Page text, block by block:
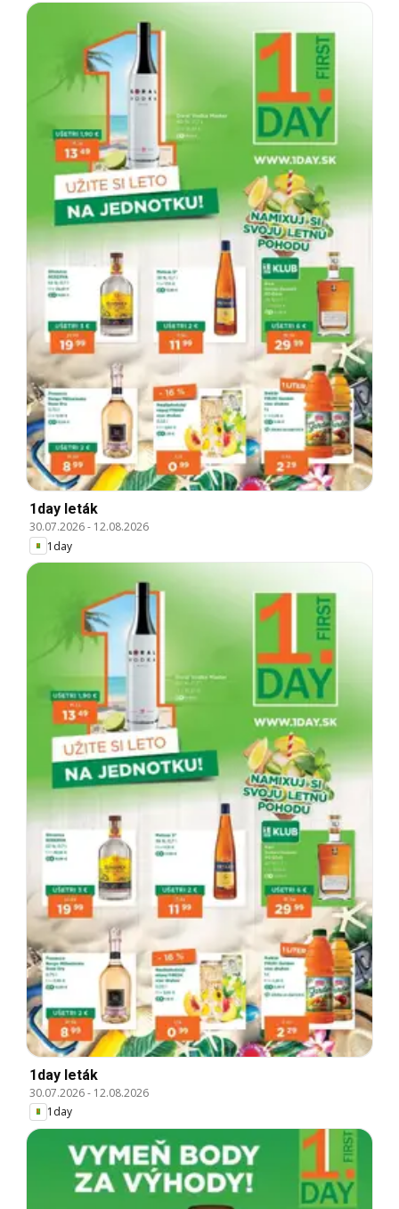
1day leták
30.07.2026- 12.08.2026
1day
1day leták
30.07.2026- 12.08.2026
1day